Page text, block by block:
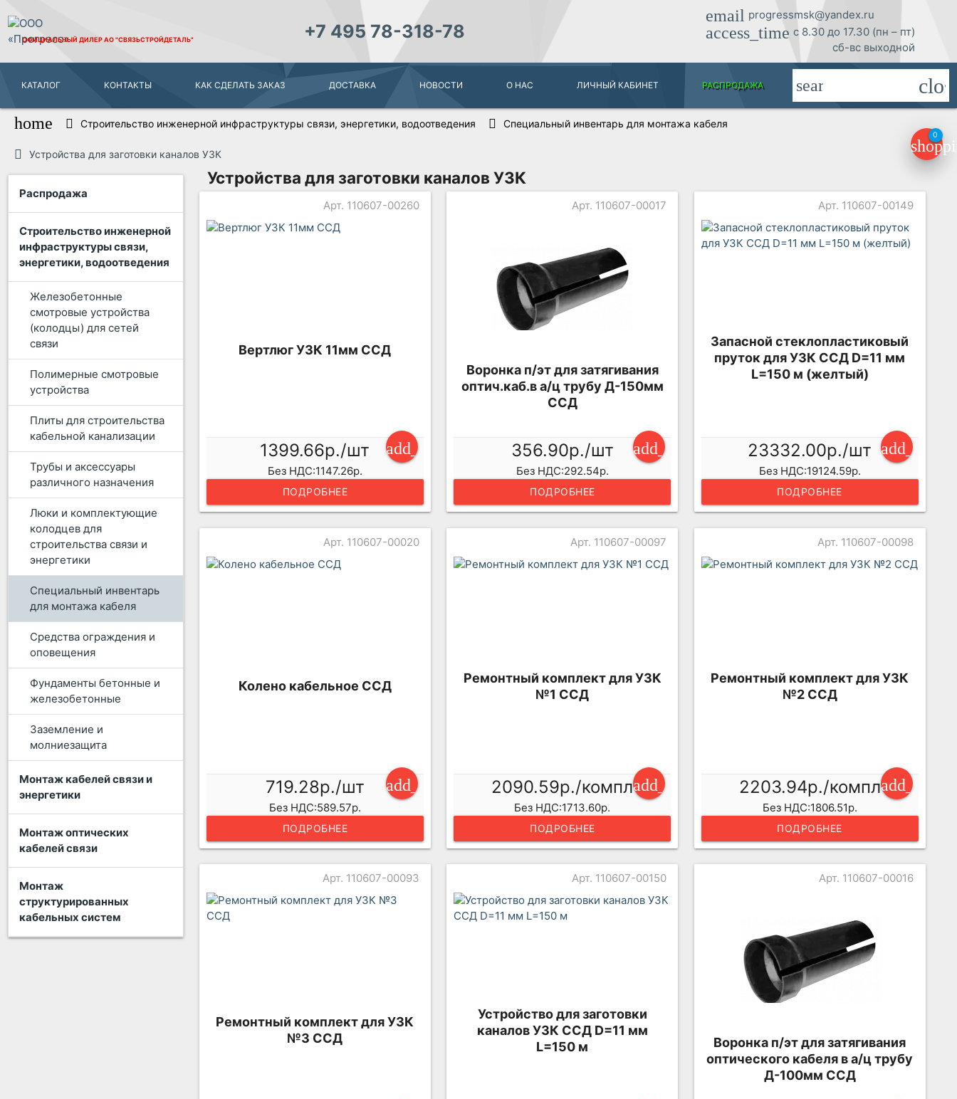
ОФИЦИАЛЬНЫЙ ДИЛЕРАО "СВЯЗЬСТРОЙДЕТАЛЬ" +7 495 78-318-78
email progressmsk@yandex.ru
access_time с 8.30 до 17.30 (пн – пт)
сб-вс выходной
КАТАЛОГ КОНТАКТЫ КАК СДЕЛАТЬ ЗАКАЗ ДОСТАВКА НОВОСТИ О НАС ЛИЧНЫЙ КАБИНЕТ РАСПРОДАЖА search
0
home Строительство инженерной инфраструктуры связи, энергетики, водоотведения Специальный инвентарь для монтажа кабеля
Устройства для заготовки каналов УЗК
Распродажа
Строительство инженерной
инфраструктуры связи,
энергетики, водоотведения
Железобетонные
смотровые устройства
(колодцы) для сетей
связи
Полимерные смотровые
устройства
Плиты для строительства
кабельной канализации
Трубы и аксессуары
различного назначения
Люки и комплектующие
колодцев для
строительства связи и
энергетики
Специальный инвентарь
для монтажа кабеля
Средства ограждения и
оповещения
Фундаменты бетонные и
железобетонные
Заземление и
молниезащита
Монтаж кабелей связи и
энергетики
Монтаж оптических
кабелей связи
Монтаж
структурированных
кабельных систем
Устройства для заготовки каналов УЗК
Арт. 110607-00260
Вертлюг УЗК 11мм ССД
add_shopping_cart
1399.66р./шт
Без НДС:1147.26р.
ПОДРОБНЕЕ
Арт. 110607-00017
Воронка п/эт для затягивания
оптич.каб.в а/ц трубу Д-150мм
ССД
add_shopping_cart
356.90р./шт
Без НДС:292.54р.
ПОДРОБНЕЕ
Арт. 110607-00149
Запасной стеклопластиковый
пруток для УЗК ССД D=11 мм
L=150 м (желтый)
23332.00р./шт
Без НДС:19124.59р.
ПОДРОБНЕЕ
Арт. 110607-00020
Колено кабельное ССД
add_shopping_cart
719.28р./шт
Без НДС:589.57р.
ПОДРОБНЕЕ
Арт. 110607-00097
Ремонтный комплект для УЗК
№1 ССД
add_shopping_cart
2090.59р./компл
Без НДС:1713.60р.
ПОДРОБНЕЕ
Арт. 110607-00098
Ремонтный комплект для УЗК
№2 ССД
2203.94р./компл
Без НДС:1806.51р.
ПОДРОБНЕЕ
Арт. 110607-00093
Ремонтный комплект для УЗК
№3 ССД
Арт. 110607-00150
Устройство для заготовки
каналов УЗК ССД D=11 мм
L=150 м
Арт. 110607-00016
Воронка п/эт для затягивания
оптического кабеля в а/ц трубу
Д-100мм ССД